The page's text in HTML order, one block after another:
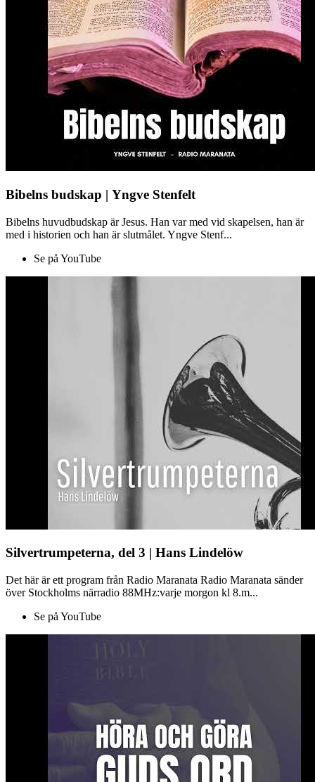
Bibelns budskap | Yngve Stenfelt
Bibelns huvudbudskap är Jesus. Han var med vid skapelsen, han är
med i historien och han är slutmålet. Yngve Stenf...
Se på YouTube
Silvertrumpeterna, del 3 | Hans Lindelöw
Det här är ett program från Radio Maranata Radio Maranata sänder
över Stockholms närradio 88MHz:varje morgon kl 8.m...
Se på YouTube